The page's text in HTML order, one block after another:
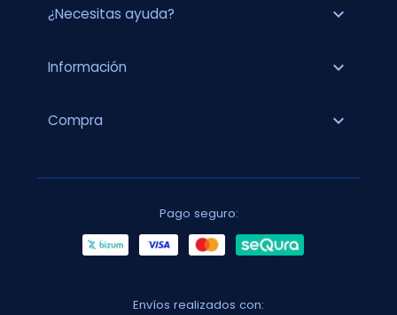
¿Necesitas ayuda? expand_more
Información expand_more
Compra expand_more
Pago seguro:
Envíos realizados con: